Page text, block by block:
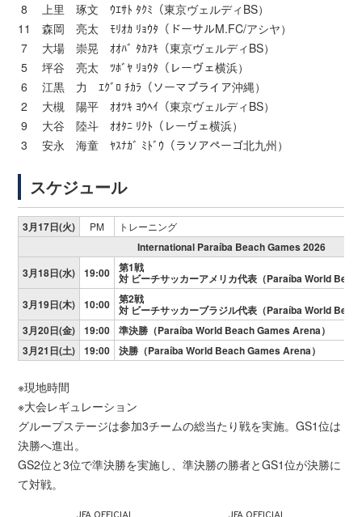
8 上里 琢文 ｳｴｻﾄ ﾀｸﾐ（東京ヴェルディBS）
11 森岡 亮太 ﾓﾘｵｶ ﾘｮｳﾀ（ドーサルM.FC/アシヤ）
7 大場 崇晃 ｵｵﾊﾞ ﾀｶｱｷ（東京ヴェルディBS）
5 坪谷 亮太 ﾂﾎﾞﾔ ﾘｮｳﾀ（レーヴェ横浜）
6 江黒 力 ｴｸﾞﾛ ﾁｶﾗ（ソーマプライア沖縄）
2 大槻 陽平 ｵｵﾂｷ ﾖｳﾍｲ（東京ヴェルディBS）
9 大谷 陸斗 ｵｵﾀﾆ ﾘｸﾄ（レーヴェ横浜）
3 安永 海童 ﾔｽﾅｶﾞ ﾐﾄﾞｳ（ラソアペーゴ北九州）
スケジュール
3月17日(火) PM トレーニング
International Paraíba Beach Games 2026
3月18日(水)
19:00 第1戦
対 ビーチサッカーアメリカ代表（Paraíba World
3月19日(木)
10:00 第2戦
対 ビーチサッカーブラジル代表（Paraíba World
3月20日(金)
19:00
準決勝（Paraíba World Beach Games Arena）
3月21日(土)
19:00 決勝（Paraíba World Beach Games Arena）
※現地時間
※大会レギュレーション
グループステージは参加3チームの総当たり戦を実施。GS1位は
決勝へ進出。
GS2位と3位で準決勝を実施し、準決勝の勝者とGS1位が決勝に
て対戦。